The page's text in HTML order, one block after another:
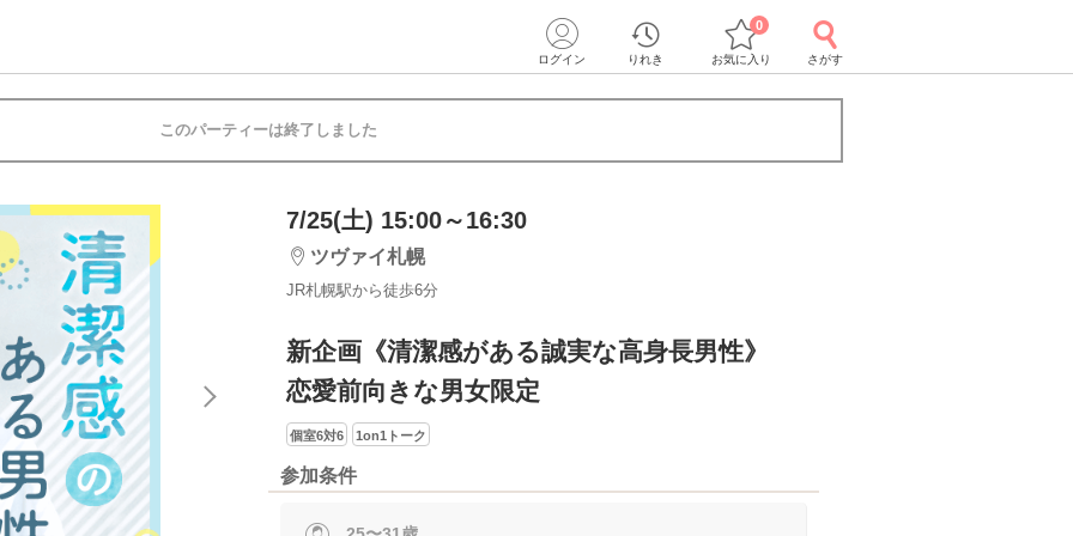
ログイン りれき お気に入り
0
さがす
このパーティーは終了しました
7/25(土) 15:00～16:30
ツヴァイ札幌
JR札幌駅から徒歩6分
新企画《清潔感がある誠実な高身長男性》
恋愛前向きな男女限定
個室6対6 1on1トーク
参加条件